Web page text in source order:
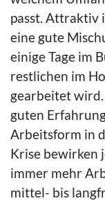
passt. Attraktiv
eine gute
einige Tage im
restlichen im
gearbeitet
guten
Arbeitsform in
Krise bewirken
immer mehr
mittel- bis